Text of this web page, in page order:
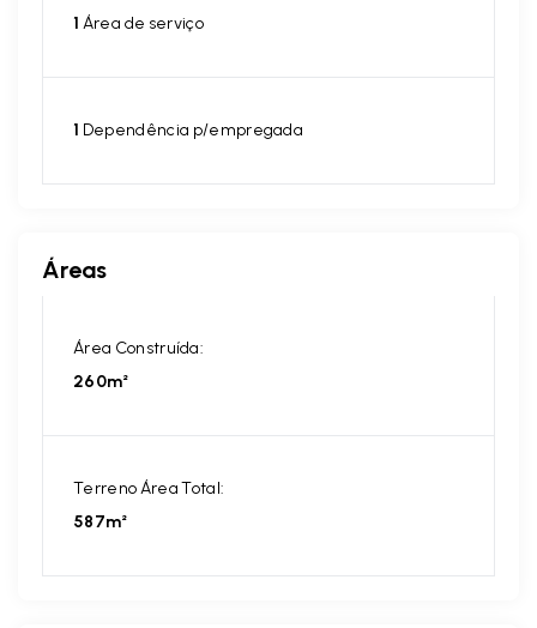
1 Área de serviço
1 Dependência p/empregada
Áreas
Área Construída:
260m²
Terreno Área Total:
587m²